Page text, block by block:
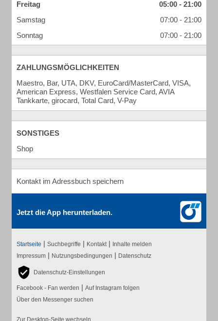
Freitag
05:00 - 21:00
Samstag
07:00 - 21:00
Sonntag
07:00 - 21:00
ZAHLUNGSMÖGLICHKEITEN
Maestro, Bar, UTA, DKV, EuroCard/MasterCard, VISA,
American Express, Westfalen Service Card, AVIA
Tankkarte, girocard, Total Card, V-Pay
SONSTIGES
Shop
Kontakt im Adressbuch speichern
Jetzt die App herunterladen.
Startseite | Suchbegriffe | Kontakt | Inhalte melden
Impressum | Nutzungsbedingungen | Datenschutz
Datenschutz-Einstellungen
Facebook - Fan werden | Auf Instagram folgen
Über den Messenger suchen
Zur Desktop-Seite wechseln